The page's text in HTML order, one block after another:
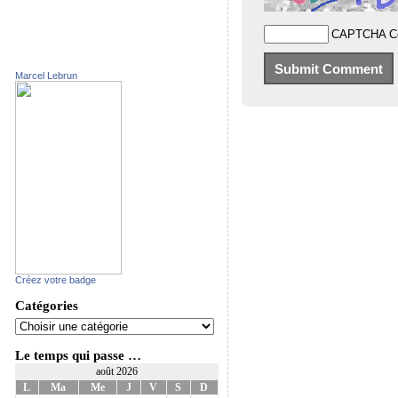
Marcel Lebrun
Créez votre badge
Catégories
Le temps qui passe …
août 2026
L
Ma Me J V S D
CAPTCHA